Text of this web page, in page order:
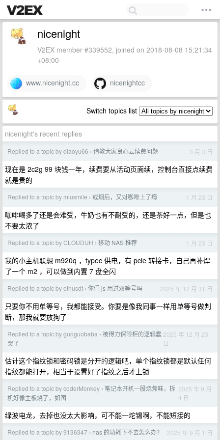
nicenight
V2EX member #339552, joined on 2018-08-08 15:21:34
+08:00
www.nicenight.cc nicenightcc
Switch topics list
nicenight's recent replies
Replied to a topic by diaoyu66 › 请教大家良心云续费问题 3 月 3 日
现在是 2c2g 99 块钱一年，续费要从活动页面续，控制台直接点续费
就是贵的
Replied to a topic by miusmile › 戒烟后，又对咖啡上了瘾 1 月 23 日
咖啡喝多了还是会难受，牛奶也有不耐受的，还是茶好一点，但是也
不要太浓了
Replied to a topic by CLOUDUH › 移动 NAS 推荐 1 月 23 日
我的小主机联想 m920q ，typec 供电，有 pcie 转接卡，自己再补焊
了一个 m2 ，可以做到内置 7 盘全闪
Replied to a topic by ethusdt › 你们 js 用过双等号吗 2025 年 12 月 31 日
只要你不用单等号，我都能接受。你要是像我同事一样用单等号做判
断，那我就要放狗了
Replied to a topic by guoguobaba › 被得力保险柜的逻辑蠢
哭了
2025 年 12 月 23
日
估计这个指纹锁和密码锁是分开的逻辑吧，单个指纹锁都是默认任何
指纹都能打开，相当于设置好了指纹之后才上锁
Replied to a topic by coderMonkey › 笔记本开机一股烧焦味，拆
机好像主板烧了，如图
2025 年 9 月
4 日
绿波电龙，去掉也没太大影响，可不能一坨锡啊，不能短接的
Replied to a topic by 9136347 › nas 的功耗下不去怎么办？ 2025 年 9 月 1 日